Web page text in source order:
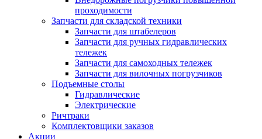
проходимости
Запчасти для складской техники
Запчасти для штабелеров
Запчасти для ручных гидравлических
тележек
Запчасти для самоходных тележек
Запчасти для вилочных погрузчиков
Подъемные столы
Гидравлические
Электрические
Ричтраки
Комплектовщики заказов
Акции